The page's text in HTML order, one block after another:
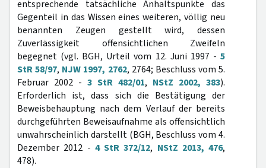
entsprechende tatsächliche Anhaltspunkte das
Gegenteil in das Wissen eines weiteren, völlig neu
benannten Zeugen gestellt wird, dessen
Zuverlässigkeit offensichtlichen Zweifeln
begegnet (vgl. BGH, Urteil vom 12. Juni 1997 - 5
StR 58/97, NJW 1997, 2762, 2764; Beschluss vom 5.
Februar 2002 - 3 StR 482/01, NStZ 2002, 383).
Erforderlich ist, dass sich die Bestätigung der
Beweisbehauptung nach dem Verlauf der bereits
durchgeführten Beweisaufnahme als offensichtlich
unwahrscheinlich darstellt (BGH, Beschluss vom 4.
Dezember 2012 - 4 StR 372/12, NStZ 2013, 476,
478).